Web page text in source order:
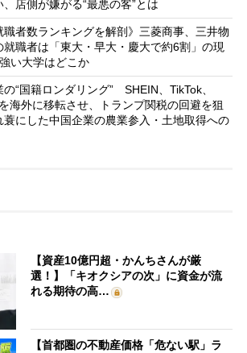
店側が嫌がる“最悪の客”とは
職者数ランキングを解剖》三菱商事、三井物
就職者は「東大・早大・慶大で約6割」の現
い大学はどこか
“国籍ロンダリング” SHEIN、TikTok、
海外に移転させ、トランプ関税の回避を狙
にした中国企業の農業参入・土地取得への
【資産10億円超・かんちさんが厳
選！】「キオクシアの次」に資金が流
れる期待の高…
【首都圏の不動産価格「危ない駅」ラ